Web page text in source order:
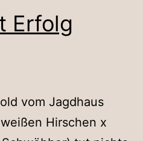
Erfolg
vom Jagdhaus
Hirschen x